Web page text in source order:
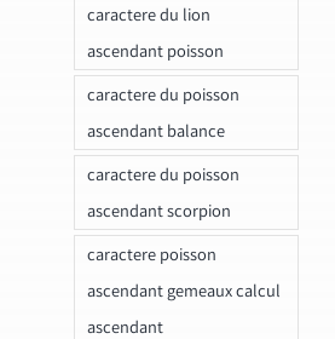
caractere du lion
ascendant poisson
caractere du poisson
ascendant balance
caractere du poisson
ascendant scorpion
caractere poisson
ascendant gemeaux calcul
ascendant